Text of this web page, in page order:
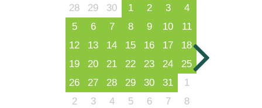
28
29 30 1 2 3
4
5
6 7 8 9 10
11
12
13 14 15 16 17
18
19
20 21 22 23 24
25
26
27 28 29 30 31
1
2
3 4 5 6 7 8